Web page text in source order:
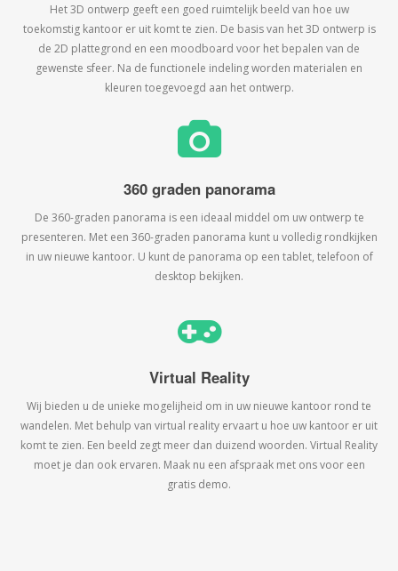
Het 3D ontwerp geeft een goed ruimtelijk beeld van hoe uw
toekomstig kantoor er uit komt te zien. De basis van het 3D ontwerp is
de 2D plattegrond en een moodboard voor het bepalen van de
gewenste sfeer. Na de functionele indeling worden materialen en
kleuren toegevoegd aan het ontwerp.
360 graden panorama
De 360-graden panorama is een ideaal middel om uw ontwerp te
presenteren. Met een 360-graden panorama kunt u volledig rondkijken
in uw nieuwe kantoor. U kunt de panorama op een tablet, telefoon of
desktop bekijken.
Virtual Reality
Wij bieden u de unieke mogelijheid om in uw nieuwe kantoor rond te
wandelen. Met behulp van virtual reality ervaart u hoe uw kantoor er uit
komt te zien. Een beeld zegt meer dan duizend woorden. Virtual Reality
moet je dan ook ervaren. Maak nu een afspraak met ons voor een
gratis demo.